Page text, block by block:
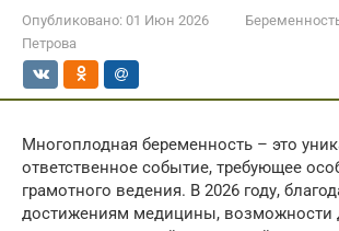
Опубликовано: 01 Июн 2026
Петрова
Многоплодная беременность – это
ответственное событие, требующее
грамотного ведения. В 2026 году,
достижениям медицины, возможности